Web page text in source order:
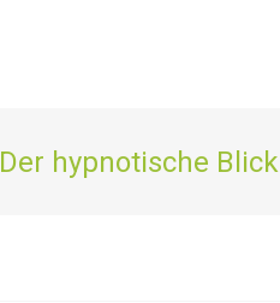
Der hypnotische Blick